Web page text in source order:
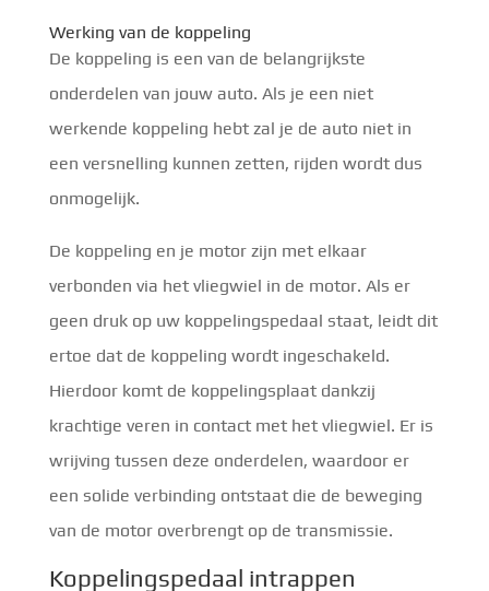
Werking van de koppeling
De koppeling is een van de belangrijkste
onderdelen van jouw auto. Als je een niet
werkende koppeling hebt zal je de auto niet in
een versnelling kunnen zetten, rijden wordt dus
onmogelijk.
De koppeling en je motor zijn met elkaar
verbonden via het vliegwiel in de motor. Als er
geen druk op uw koppelingspedaal staat, leidt dit
ertoe dat de koppeling wordt ingeschakeld.
Hierdoor komt de koppelingsplaat dankzij
krachtige veren in contact met het vliegwiel. Er is
wrijving tussen deze onderdelen, waardoor er
een solide verbinding ontstaat die de beweging
van de motor overbrengt op de transmissie.
Koppelingspedaal intrappen